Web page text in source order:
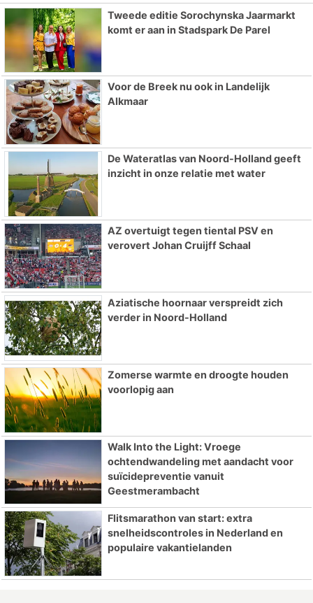
Tweede editie Sorochynska Jaarmarkt
komt er aan in Stadspark De Parel
Voor de Breek nu ook in Landelijk
Alkmaar
De Wateratlas van Noord-Holland geeft
inzicht in onze relatie met water
AZ overtuigt tegen tiental PSV en
verovert Johan Cruijff Schaal
Aziatische hoornaar verspreidt zich
verder in Noord-Holland
Zomerse warmte en droogte houden
voorlopig aan
Walk Into the Light: Vroege
ochtendwandeling met aandacht voor
suïcidepreventie vanuit
Geestmerambacht
Flitsmarathon van start: extra
snelheidscontroles in Nederland en
populaire vakantielanden